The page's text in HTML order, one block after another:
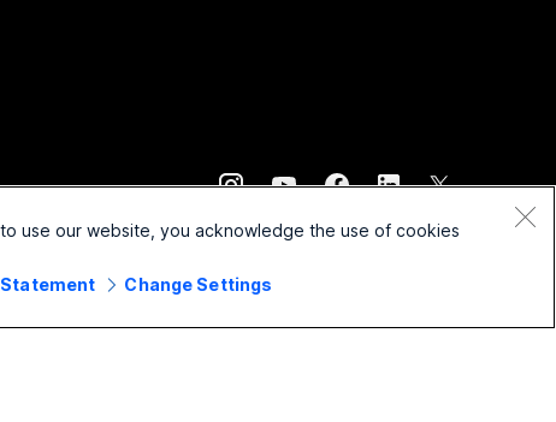
2026Cisco ו/או החברות המשויכות לה. כל הזכויות שמורות.
use our website, you acknowledge the use of cookies.
Change Settings